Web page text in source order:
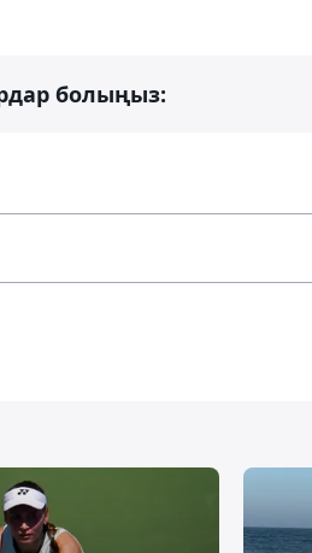
болыңыз: